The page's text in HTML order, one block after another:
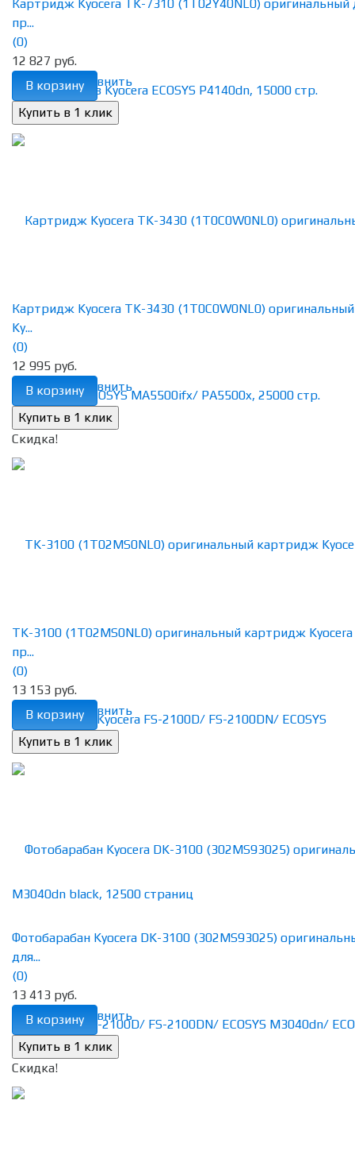
избранное сравнить
Картридж Kyocera TK-7310 (1T02Y40NL0) оригинальный
пр...
(0)
12 827 руб.
В корзину
избранное сравнить
Картридж Kyocera TK-3430 (1T0C0W0NL0)
Ky...
(0)
12 995 руб.
В корзину
Скидка!
избранное сравнить
TK-3100 (1T02MS0NL0) оригинальный картридж
пр...
(0)
13 153 руб.
В корзину
избранное сравнить
Фотобарабан Kyocera DK-3100 (302MS93025)
для...
(0)
13 413 руб.
В корзину
Скидка!